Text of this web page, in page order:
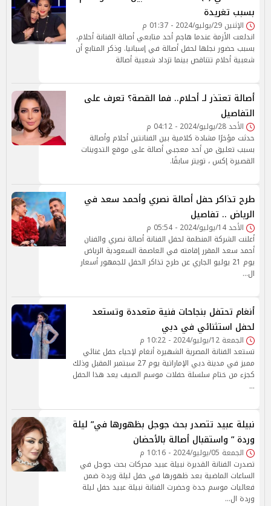
بسبب تغريدة
الإثنين 29/يوليو/2024 - 01:37 م
اندلعت الأزمة عندما هاجم أحد متابعي أصالة الفنانة أحلام،
بسبب حضور نجلها لحفل أصالة في إسبانيا. وذكر المتابع أن
شعبية أحلام تتناقص بينما تزداد شعبية أصالة
أصالة تعتذر لـ أحلام.. فما القصة؟ تعرف على
التفاصيل
الأحد 28/يوليو/2024 - 04:12 م
حدثت مؤخرًا مشادة كلامية بين الفنانتين أحلام وأصالة
بسبب تعليق من أحد معجبي أصالة على موقع التدوينات
القصيرة إكس ، تويتر سابقًا.
طرح تذاكر حفل أصالة نصري وأحمد سعد في
الرياض .. تفاصيل
الأحد 14/يوليو/2024 - 05:54 م
أعلنت الشركة المنظمة لحفل الفنانة أصالة نصري والفنان
أحمد سعد المقرر إقامته في العاصمة السعودية الرياض
يوم 21 يوليو الجاري عن طرح تذاكر الحفل للجمهور أسعار
ال…
أنغام تحتفل بنجاحات فنية متعددة وتستعد
لحفل استثنائي في دبي
الجمعة 12/يوليو/2024 - 10:22 م
تستعد الفنانة المصرية الشهيرة أنغام لإحياء حفل غنائي
مميز في مدينة دبي الإماراتية يوم 27 سبتمبر المقبل وذلك
كجزء من ختام سلسلة حفلات موسم الصيف يعد هذا الحفل
…
نبيلة عبيد تتصدر بحث جوجل بظهورها في” ليلة
وردة ” واستقبال أصالة بالأحضان
الجمعة 05/يوليو/2024 - 10:16 م
تصدرت الفنانة القديرة نبيلة عبيد محركات بحث جوجل في
الساعات الماضية بعد ظهورها في حفل ليلة وردة ضمن
فعاليات موسم جدة وحضرت الفنانة نبيلة عبيد حفل ليلة
وردة ال…